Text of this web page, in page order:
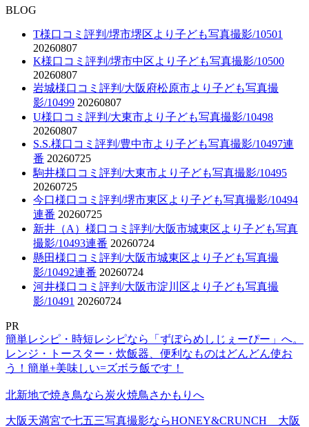
BLOG
T様口コミ評判/堺市堺区より子ども写真撮影/10501
20260807
K様口コミ評判/堺市中区より子ども写真撮影/10500
20260807
岩城様口コミ評判/大阪府松原市より子ども写真撮
影/10499 20260807
U様口コミ評判/大東市より子ども写真撮影/10498
20260807
S.S.様口コミ評判/豊中市より子ども写真撮影/10497連
番 20260725
駒井様口コミ評判/大東市より子ども写真撮影/10495
20260725
今口様口コミ評判/堺市東区より子ども写真撮影/10494
連番 20260725
新井（A）様口コミ評判/大阪市城東区より子ども写真
撮影/10493連番 20260724
懸田様口コミ評判/大阪市城東区より子ども写真撮
影/10492連番 20260724
河井様口コミ評判/大阪市淀川区より子ども写真撮
影/10491 20260724
PR
簡単レシピ・時短レシピなら「ずぼらめしじぇーぴー」へ。
レンジ・トースター・炊飯器、便利なものはどんどん使お
う！簡単+美味しい=ズボラ飯です！
北新地で焼き鳥なら炭火焼鳥さかもりへ
大阪天満宮で七五三写真撮影ならHONEY&CRUNCH 大阪